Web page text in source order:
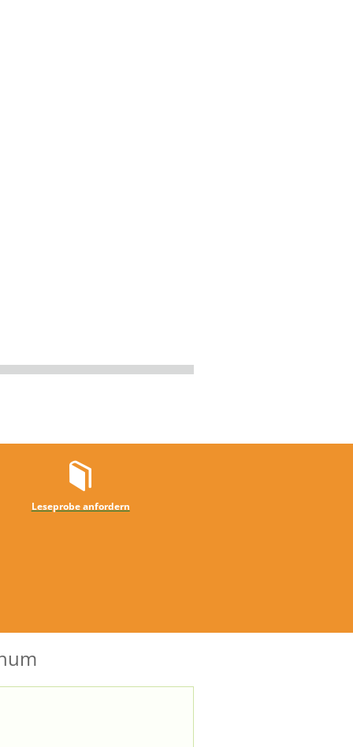
Leseprobe anfordern